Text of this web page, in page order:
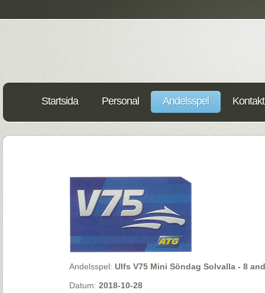
Startsida Personal Andelsspel
Andelsspel:Ulfs V75 Mini Söndag Solvalla - 8
Datum:2018-10-28